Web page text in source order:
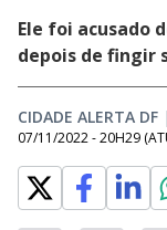
Ele foi acusado
depois de fingir
CIDADE ALERTA DF |
07/11/2022 - 20H29